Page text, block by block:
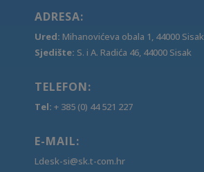
ADRESA:
Ured: Mihanovićeva obala 1, 44000 Sisak
Sjedište: S. i A. Radića 46, 44000 Sisak
TELEFON:
Tel: + 385 (0) 44 521 227
E-MAIL:
Ldesk-si@sk.t-com.hr